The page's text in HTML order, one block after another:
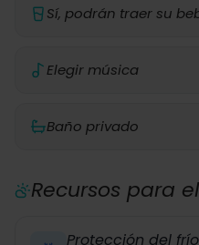
Sí, podrán traer su
Elegir música
Baño privado
Recursos para
Protección del frío